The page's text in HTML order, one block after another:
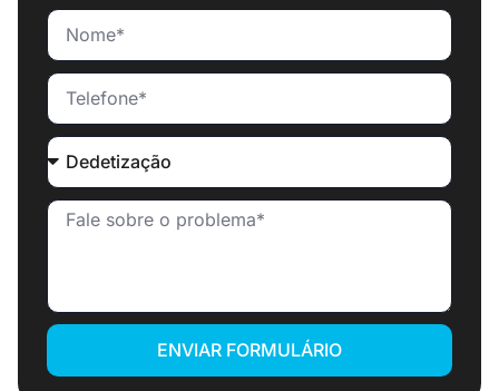
ENVIAR FORMULÁRIO